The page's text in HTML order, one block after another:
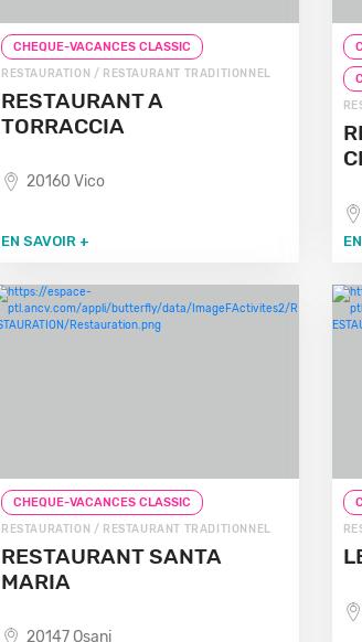
CHEQUE-VACANCES CLASSIC
RESTAURATION / RESTAURANT TRADITIONNEL
RESTAURANT A
TORRACCIA
20160 Vico
EN SAVOIR +
CHEQUE-VACANCES CLASSIC
RESTAURATION / RESTAURANT TRADITIONNEL
RESTAURANT SANTA
MARIA
20147 Osani